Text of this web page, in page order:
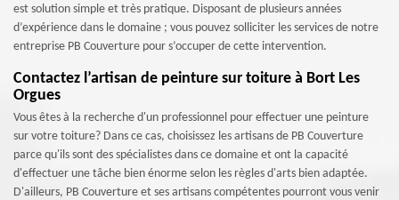
est solution simple et très pratique. Disposant de plusieurs années
d’expérience dans le domaine ; vous pouvez solliciter les services de notre
entreprise PB Couverture pour s’occuper de cette intervention.
Contactez l’artisan de peinture sur toiture à Bort Les
Orgues
Vous êtes à la recherche d'un professionnel pour effectuer une peinture
sur votre toiture? Dans ce cas, choisissez les artisans de PB Couverture
parce qu'ils sont des spécialistes dans ce domaine et ont la capacité
d'effectuer une tâche bien énorme selon les règles d'arts bien adaptée.
D'ailleurs, PB Couverture et ses artisans compétentes pourront vous venir